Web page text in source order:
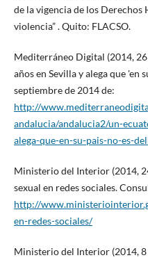
de la vigencia de los
violencia” . Quito: FLACSO.
Mediterráneo Digital (2014,
años en Sevilla y alega que 'en
septiembre de 2014 de:
http://
andalucia/andalucia2/un-
alega-que-en-su-pais-no-es-
Ministerio del Interior (2014,
sexual en redes sociales.
http://
en-redes-sociales/
Ministerio del Interior (2014,